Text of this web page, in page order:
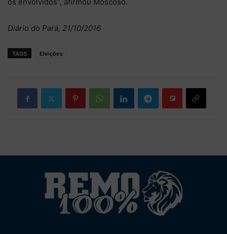
Diário do Pará, 21/10/2016
TAGS Eleições